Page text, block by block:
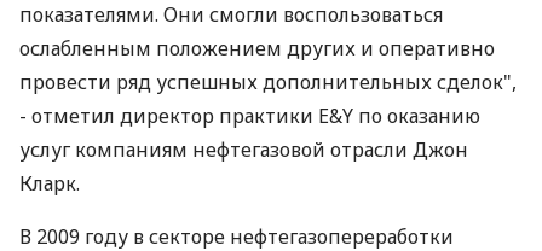
показателями. Они смогли воспользоваться
ослабленным положением других и оперативно
провести ряд успешных дополнительных сделок",
- отметил директор практики E&Y по оказанию
услуг компаниям нефтегазовой отрасли Джон
Кларк.
В 2009 году в секторе нефтегазопереработки